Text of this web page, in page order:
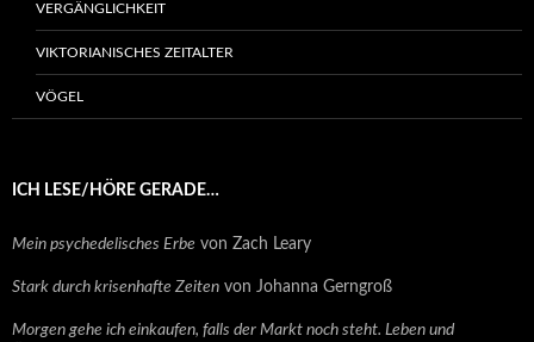
VERGÄNGLICHKEIT
VIKTORIANISCHES ZEITALTER
VÖGEL
ICH LESE/HÖRE GERADE…
Mein psychedelisches Erbe von Zach Leary
Stark durch krisenhafte Zeiten von Johanna Gerngroß
Morgen gehe ich einkaufen, falls der Markt noch steht. Leben und